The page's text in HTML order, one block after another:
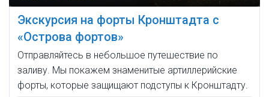
Экскурсия на форты Кронштадта с
«Острова фортов»
Отправляйтесь в небольшое путешествие по
заливу. Мы покажем знаменитые артиллерийские
форты, которые защищают подступы к Кронштадту.